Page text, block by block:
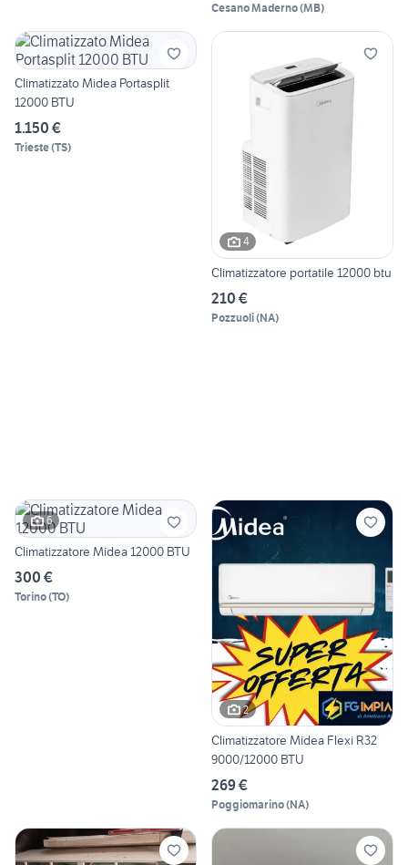
Cesano Maderno(MB)
Climatizzato Midea Portasplit
12000 BTU
1.150 €
Trieste(TS)
4
Climatizzatore portatile 12000 btu
210 €
Pozzuoli(NA)
6
Climatizzatore Midea 12000 BTU
300 €
Torino(TO)
2
Climatizzatore Midea Flexi R32
9000/12000 BTU
269 €
Poggiomarino(NA)